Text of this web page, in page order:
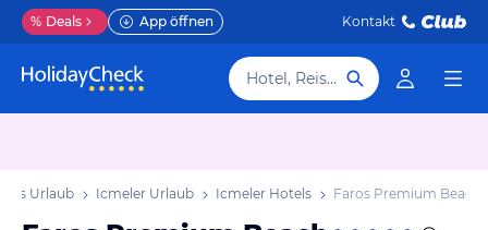
% Deals App öffnen Kontakt
Hotel, Reiseziel
Urlaub Icmeler Urlaub Icmeler Hotels Faros Premium Beach